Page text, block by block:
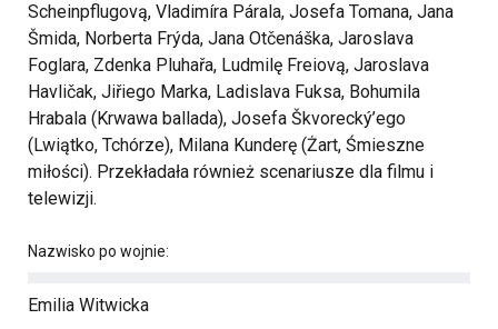
Scheinpflugovą, Vladimíra Párala, Josefa Tomana, Jana
Šmida, Norberta Frýda, Jana Otčenáška, Jaroslava
Foglara, Zdenka Pluhařa, Ludmilę Freiovą, Jaroslava
Havličak, Jiřiego Marka, Ladislava Fuksa, Bohumila
Hrabala (Krwawa ballada), Josefa Škvorecký’ego
(Lwiątko, Tchórze), Milana Kunderę (Żart, Śmieszne
miłości). Przekładała również scenariusze dla filmu i
telewizji.
Nazwisko po wojnie:
Emilia Witwicka